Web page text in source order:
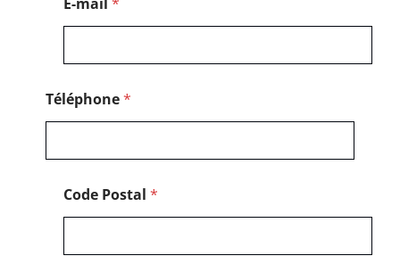
Téléphone*
Code Postal *